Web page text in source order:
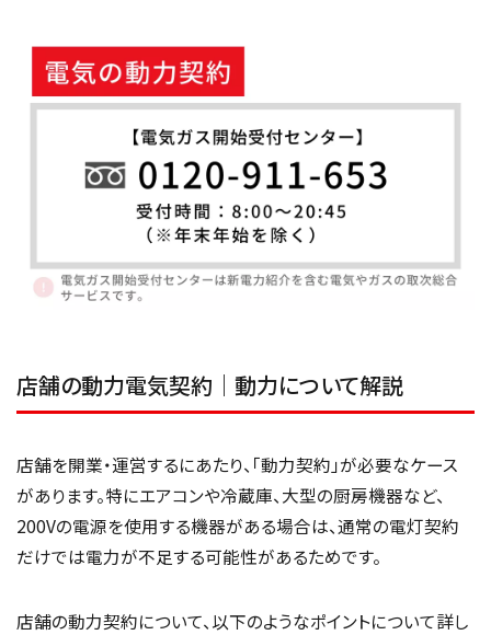
店舗の動力電気契約｜動力について解説
店舗を開業・運営するにあたり、「動力契約」が必要なケース
があります。特にエアコンや冷蔵庫、大型の厨房機器など、
200Vの電源を使用する機器がある場合は、通常の電灯契約
だけでは電力が不足する可能性があるためです。
店舗の動力契約について、以下のようなポイントについて詳し